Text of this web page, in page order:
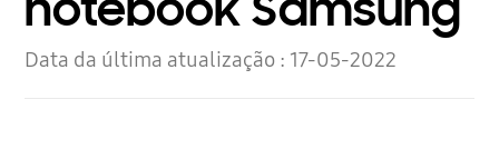
Data da última atualização : 17-05-2022